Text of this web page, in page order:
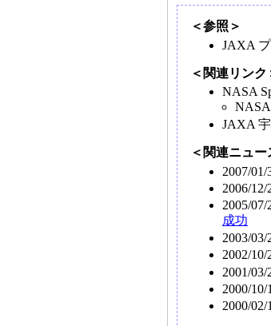
＜参照＞
JAXA
＜関連リンク
NASA
NASA
JAXA
＜関連ニュー
2007/01/
2006/12/
2005/07/
成功
2003/03/
2002/10/
2001/03/
2000/10/
2000/02/